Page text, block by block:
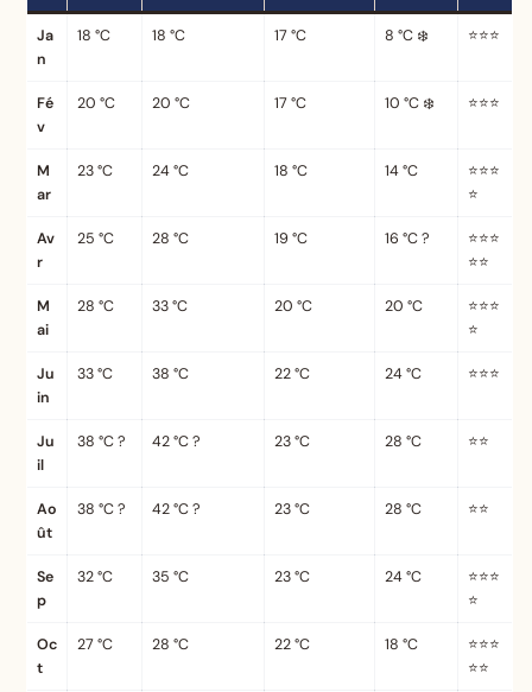
Ja
n
18 °C 18 °C 17 °C 8 °C ❄️ ⭐⭐⭐
Fé
v
20 °C 20 °C 17 °C 10 °C ❄️ ⭐⭐⭐
M
ar
23 °C 24 °C 18 °C 14 °C
⭐⭐⭐
⭐
Av
r
25 °C 28 °C 19 °C 16 °C ?
⭐⭐⭐
⭐⭐
M
ai
28 °C 33 °C 20 °C 20 °C
⭐⭐⭐
⭐
Ju
in
33 °C 38 °C 22 °C 24 °C ⭐⭐⭐
Ju
il
38 °C ? 42 °C ? 23 °C 28 °C ⭐⭐
Ao
ût
38 °C ? 42 °C ? 23 °C 28 °C ⭐⭐
Se
p
32 °C 35 °C 23 °C 24 °C
⭐⭐⭐
⭐
Oc
t
27 °C 28 °C 22 °C 18 °C
⭐⭐⭐
⭐⭐